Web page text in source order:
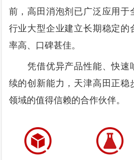
前，高田消泡剂已广泛应用于
行业大型企业建立长期稳定的
率高、口碑甚佳。
凭借优异产品性能、快速
续的创新能力，天津高田正稳
领域的值得信赖的合作伙伴。